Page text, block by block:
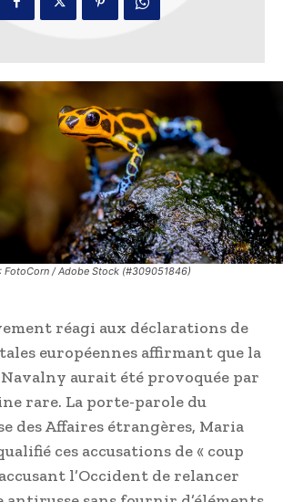
FotoCorn / Adobe Stock (#309051846)
réagi aux déclarations de
européennes affirmant que la
aurait été provoquée par
rare. La porte-parole du
des Affaires étrangères, Maria
ces accusations de « coup
l’Occident de relancer